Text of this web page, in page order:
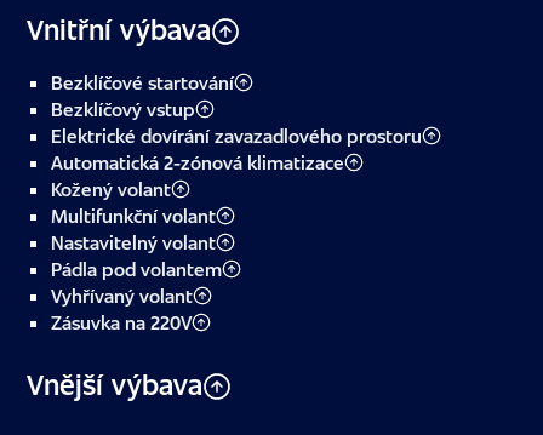
Vnitřní výbava
Bezklíčové startování
Bezklíčový vstup
Elektrické dovírání zavazadlového prostoru
Automatická 2-zónová klimatizace
Kožený volant
Multifunkční volant
Nastavitelný volant
Pádla pod volantem
Vyhřívaný volant
Zásuvka na 220V
Vnější výbava